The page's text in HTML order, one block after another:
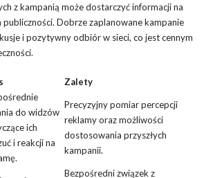
z kampanią może dostarczyć informacji na
Dobrze zaplanowane kampanie
i pozytywny odbiór w sieci, co jest cennym
Zalety
do widzów
ich
i reakcji na
Precyzyjny pomiar percepcji
reklamy oraz możliwości
dostosowania przyszłych
kampanii.
Bezpośredni związek z